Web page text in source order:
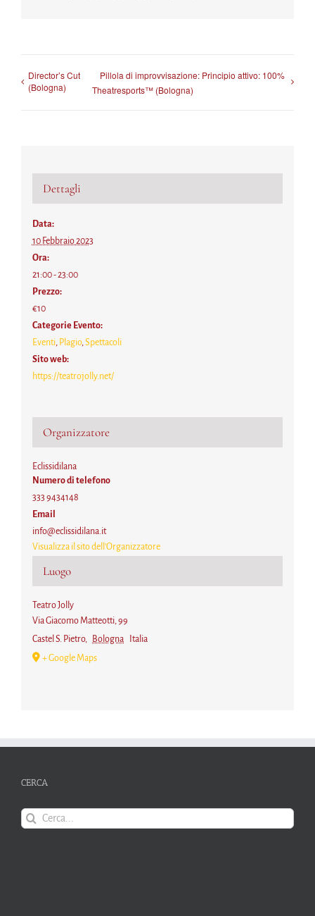
Director’s Cut
(Bologna)
Pillola di improvvisazione: Principio attivo: 100%
Theatresports™ (Bologna)
Dettagli
Data:
10 Febbraio 2023
Ora:
21:00 - 23:00
Prezzo:
€10
Categorie Evento:
Eventi, Plagio,Spettacoli
Sito web:
https://teatrojolly.net/
Luogo
Teatro Jolly
Via Giacomo Matteotti, 99
Castel S. Pietro, Bologna
Italia
+ Google Maps
Organizzatore
Eclissidilana
Numero di telefono
333 9434148
Email
info@eclissidilana.it
Visualizza il sito dell'Organizzatore
CERCA
Cerca
per: